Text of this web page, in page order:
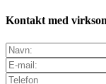
Kontakt med